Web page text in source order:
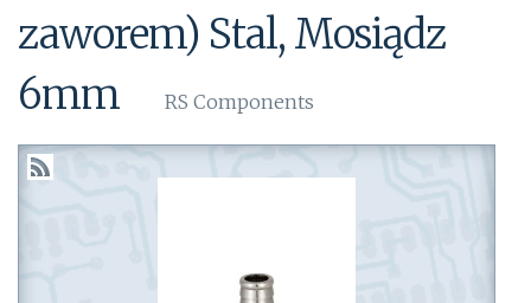
zaworem) Stal, Mosiądz
6mm
RS Components